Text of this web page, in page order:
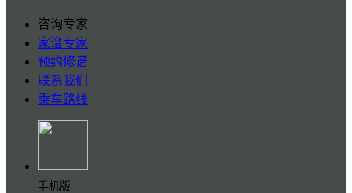
咨询专家
家谱专家
预约修谱
联系我们
乘车路线
手机版